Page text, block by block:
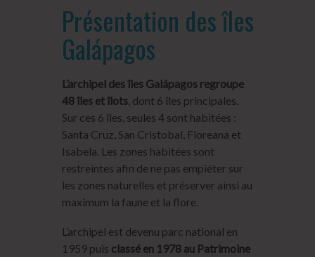
Présentation des îles
Galápagos
L’archipel des îles Galápagos regroupe
48 îles et îlots, dont 6 îles principales.
Sur ces 6 îles, seules 4 sont habitées :
Santa Cruz, San Cristobal, Floreana et
Isabela. Les zones habitées sont
restreintes afin de ne pas empiéter sur
les zones naturelles et préserver ainsi au
maximum la faune et la flore.
L’archipel est devenu parc national en
1959 puis classé en 1978 au Patrimoine